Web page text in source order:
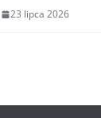
23 lipca 2026